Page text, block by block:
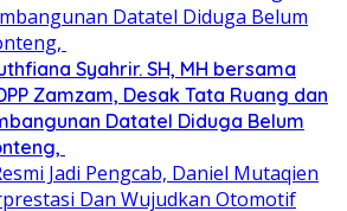
Syahrir. SH, MH bersama
Zamzam, Desak Tata Ruang dan
Datatel Diduga Belum